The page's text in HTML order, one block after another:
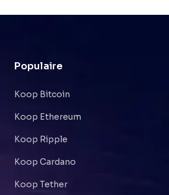
Populaire
Koop Bitcoin
Koop Ethereum
Koop Ripple
Koop Cardano
Koop Tether